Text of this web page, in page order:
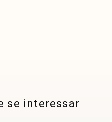
se interessar